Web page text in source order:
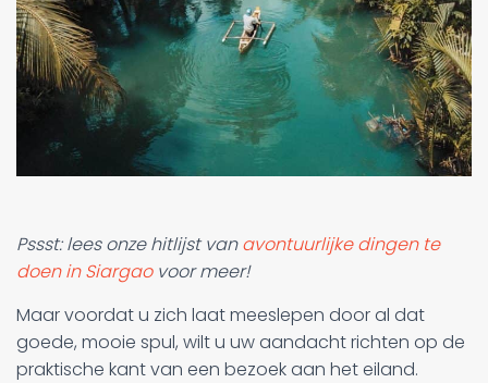
Pssst: lees onze hitlijst vanavontuurlijke dingen te
doen in Siargaovoor meer!
Maar voordat u zich laat meeslepen door al dat
goede, mooie spul, wilt u uw aandacht richten op de
praktische kant van een bezoek aan het eiland.